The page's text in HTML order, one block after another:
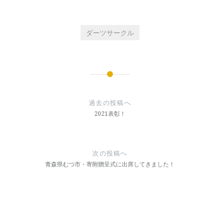
ダーツサークル
過去の投稿へ
2021表彰！
次の投稿へ
青森県むつ市・寄附贈呈式に出席してきました！